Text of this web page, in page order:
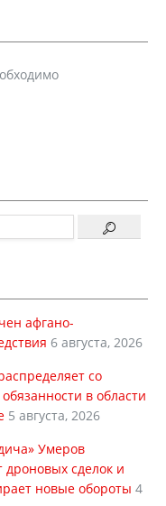
афгано-
6 августа, 2026
со
в области
5 августа, 2026
Умеров
дроновых сделок и
новые обороты 4